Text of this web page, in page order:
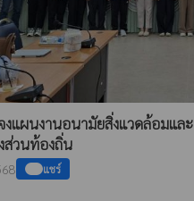
งแผนงานอนามัยสิ่งแวดล้อมแ
ส่วนท้องถิ่น
แชร์